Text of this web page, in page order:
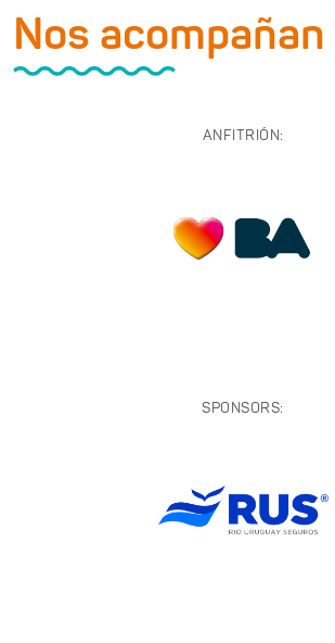
Nos acompañan
ANFITRIÓN:
SPONSORS: